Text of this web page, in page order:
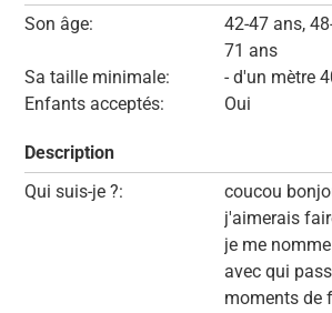
Son âge:
42-47 ans,
71 ans
Sa taille minimale:
- d'un mètre
Enfants acceptés:
Oui
Description
Qui suis-je ?:
coucou
j'aimerais
je me
avec qui
moments de